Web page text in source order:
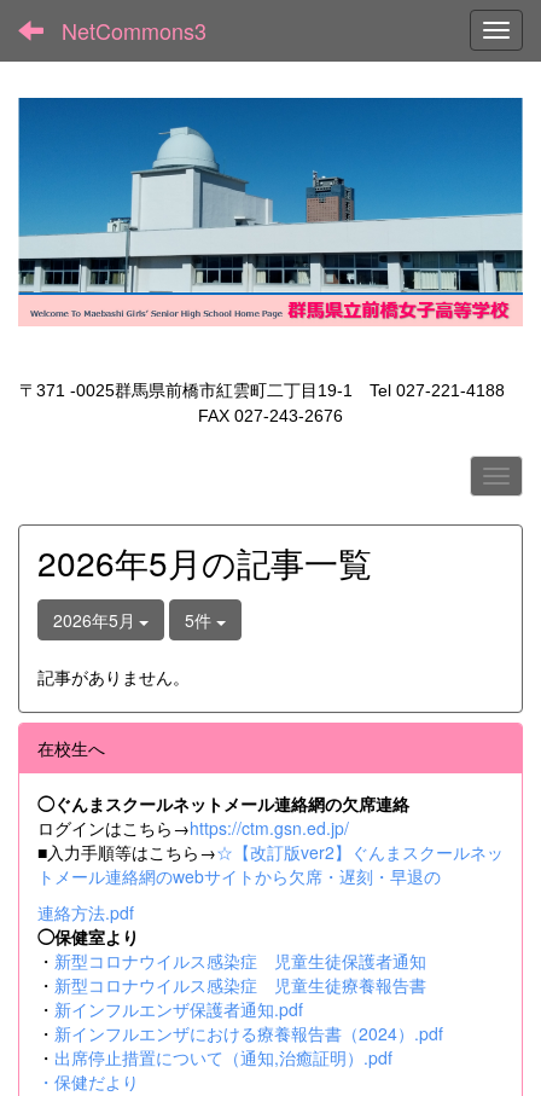
NetCommons3
〒371 -0025群馬県前橋市紅雲町二丁目19-1 Tel 027-221-4188
FAX 027-243-2676
2026年5月の記事一覧
2026年5月 5件
記事がありません。
在校生へ
◯ぐんまスクールネットメール連絡網の欠席連絡
ログインはこちら→https://ctm.gsn.ed.jp/
■入力手順等はこちら→☆【改訂版ver2】ぐんまスクールネッ
トメール連絡網のwebサイトから欠席・遅刻・早退の
連絡方法.pdf
◯保健室より
・ 新型コロナウイルス感染症 児童生徒保護者通知
・ 新型コロナウイルス感染症 児童生徒療養報告書
・ 新インフルエンザ保護者通知.pdf
・ 新インフルエンザにおける療養報告書（2024）.pdf
・ 出席停止措置について（通知,治癒証明）.pdf
・ 保健だより